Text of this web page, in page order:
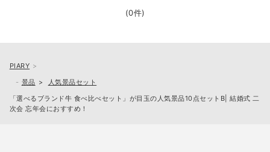
(0件)
PIARY
景品
人気景品セット
「選べるブランド牛 食べ比べセット」が目玉の人気景品10点セットB| 結婚式 二
次会 忘年会におすすめ！